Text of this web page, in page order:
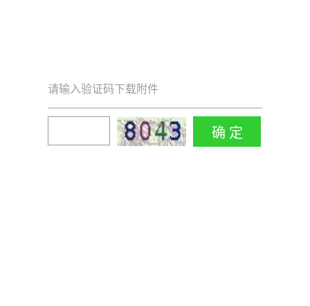
请输入验证码下载附件